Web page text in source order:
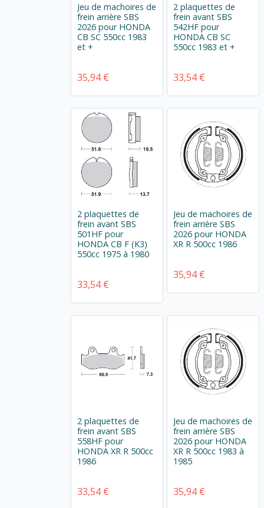
Jeu de machoires de
frein arrière SBS
2026 pour HONDA
CB SC 550cc 1983
et +
35,94 €
2 plaquettes de
frein avant SBS
542HF pour
HONDA CB SC
550cc 1983 et +
33,54 €
2 plaquettes de
frein avant SBS
501HF pour
HONDA CB F (K3)
550cc 1975 à 1980
33,54 €
Jeu de machoires de
frein arrière SBS
2026 pour HONDA
XR R 500cc 1986
35,94 €
2 plaquettes de
frein avant SBS
558HF pour
HONDA XR R 500cc
1986
33,54 €
Jeu de machoires de
frein arrière SBS
2026 pour HONDA
XR R 500cc 1983 à
1985
35,94 €